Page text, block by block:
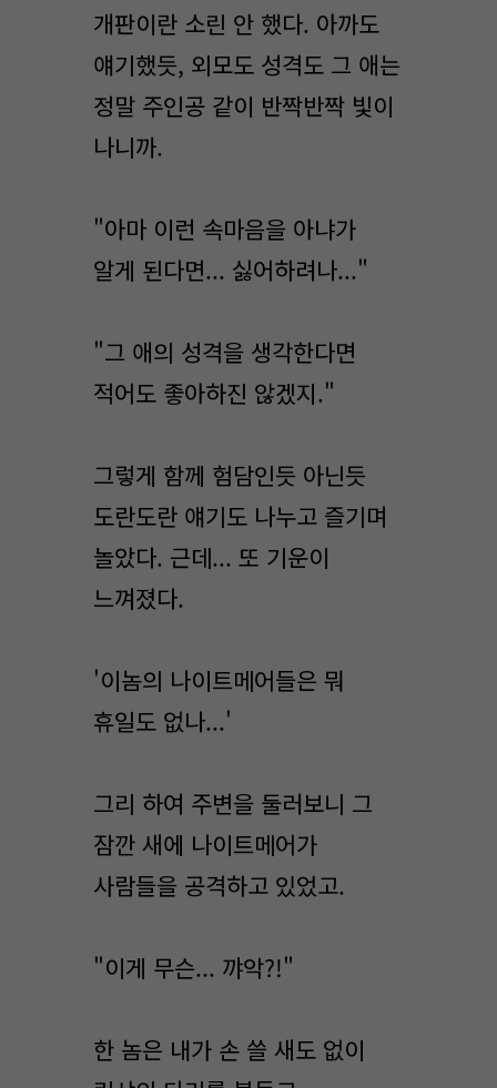
개판이란 소린 안 했다. 아까도
얘기했듯, 외모도 성격도 그 애는
정말 주인공 같이 반짝반짝 빛이
나니까.
"아마 이런 속마음을 아냐가
알게 된다면... 싫어하려나..."
"그 애의 성격을 생각한다면
적어도 좋아하진 않겠지."
그렇게 함께 험담인듯 아닌듯
도란도란 얘기도 나누고 즐기며
놀았다. 근데... 또 기운이
느껴졌다.
'이놈의 나이트메어들은 뭐
휴일도 없나...'
그리 하여 주변을 둘러보니 그
잠깐 새에 나이트메어가
사람들을 공격하고 있었고.
"이게 무슨... 꺄악?!"
한 놈은 내가 손 쓸 새도 없이